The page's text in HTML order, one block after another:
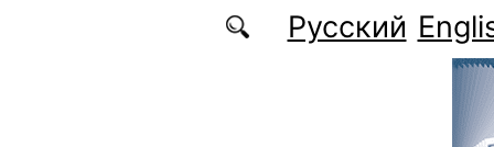
Перейти к основному содержаниюРусский